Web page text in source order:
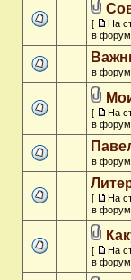
[ На
в
в
[ На
в
в
[ На
в
[ На
в